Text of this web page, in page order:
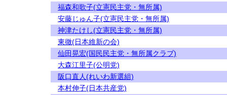
福森和歌子(立憲民主党・無所属)
安藤じゅん子(立憲民主党・無所属)
神津たけし(立憲民主党・無所属)
東徹(日本維新の会)
仙田晃宏(国民民主党・無所属クラブ)
大森江里子(公明党)
阪口直人(れいわ新選組)
本村伸子(日本共産党)